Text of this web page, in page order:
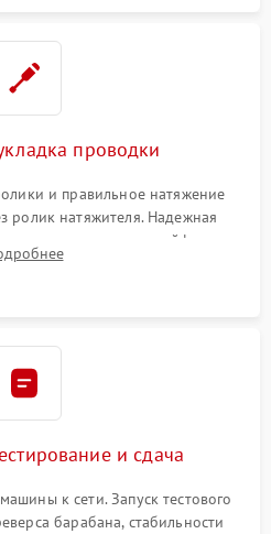
проводки
и правильное натяжение
ролик натяжителя. Надежная
клемм и шлейфов к
корпусных панелей, люка и
и сдача
к сети. Запуск тестового
барабана, стабильности